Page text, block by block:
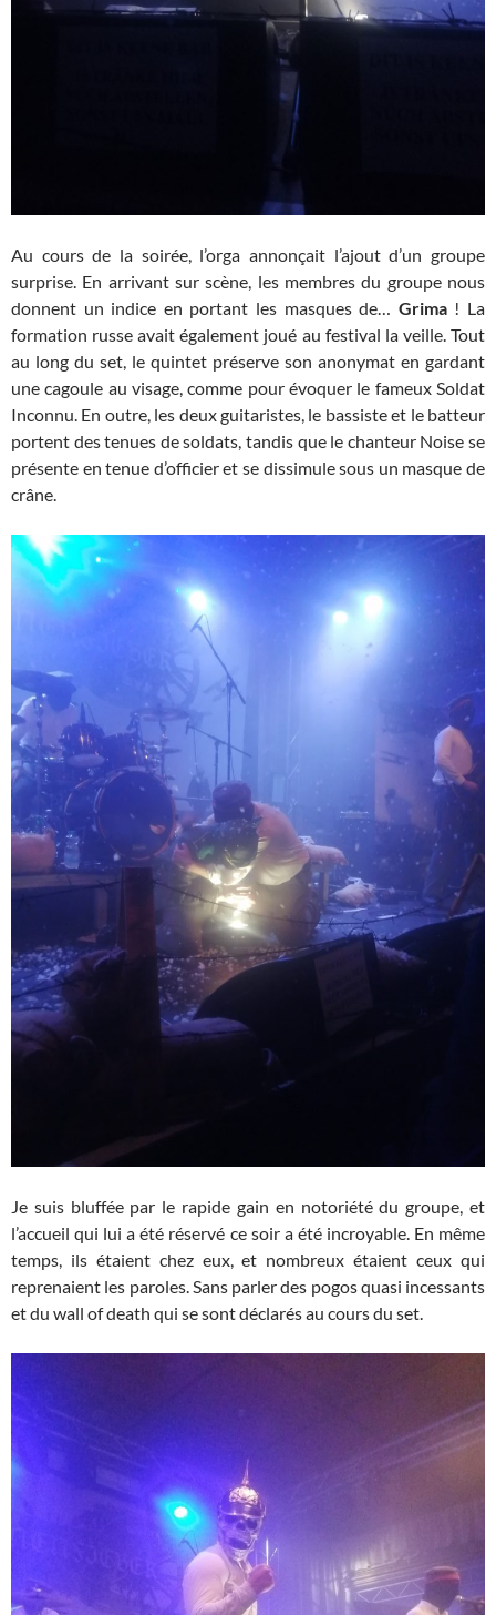
Au cours de la soirée, l’orga annonçait l’ajout d’un groupe
surprise. En arrivant sur scène, les membres du groupe nous
donnent un indice en portant les masques de… Grima! La
formation russe avait également joué au festival la veille. Tout
au long du set, le quintet préserve son anonymat en gardant
une cagoule au visage, comme pour évoquer le fameux Soldat
Inconnu. En outre, les deux guitaristes, le bassiste et le batteur
portent des tenues de soldats, tandis que le chanteur Noise se
présente en tenue d’officier et se dissimule sous un masque de
crâne.
Je suis bluffée par le rapide gain en notoriété du groupe, et
l’accueil qui lui a été réservé ce soir a été incroyable. En même
temps, ils étaient chez eux, et nombreux étaient ceux qui
reprenaient les paroles. Sans parler des pogos quasi incessants
et du wall of death qui se sont déclarés au cours du set.